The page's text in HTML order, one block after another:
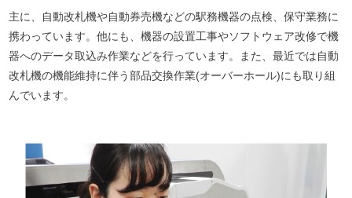
主に、自動改札機や自動券売機などの駅務機器の点検、保守業務に
携わっています。他にも、機器の設置工事やソフトウェア改修で機
器へのデータ取込み作業などを行っています。また、最近では自動
改札機の機能維持に伴う部品交換作業(オーバーホール)にも取り組
んでいます。